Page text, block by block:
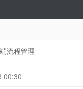
流程管理
00:30